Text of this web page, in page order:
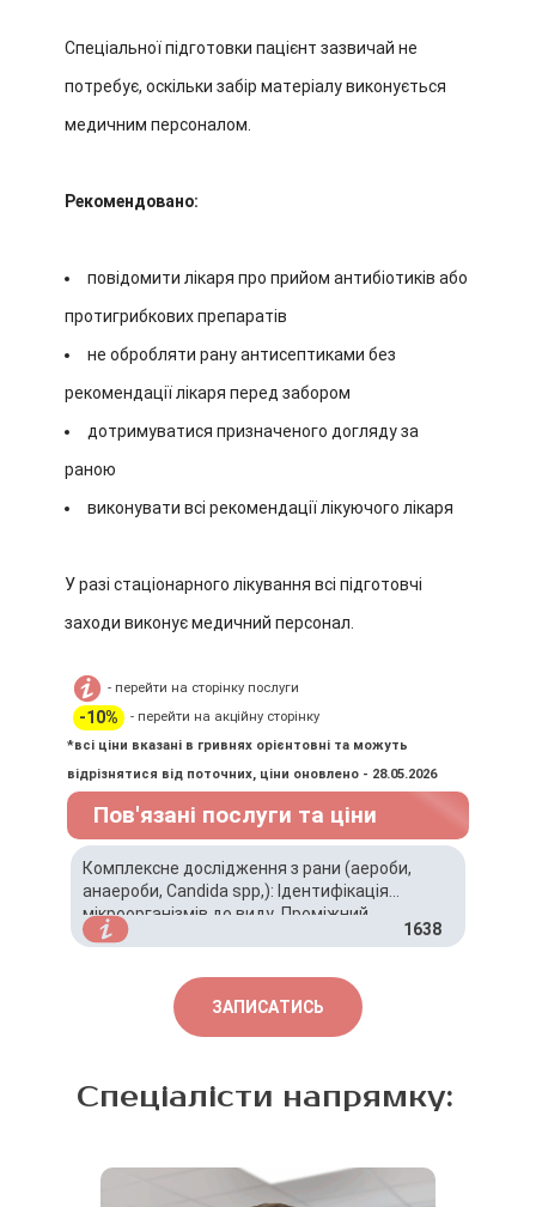
Спеціальної підготовки пацієнт зазвичай не
потребує, оскільки забір матеріалу виконується
медичним персоналом.
Рекомендовано:
повідомити лікаря про прийом антибіотиків або
протигрибкових препаратів
не обробляти рану антисептиками без
рекомендації лікаря перед забором
дотримуватися призначеного догляду за
раною
виконувати всі рекомендації лікуючого лікаря
У разі стаціонарного лікування всі підготовчі
заходи виконує медичний персонал.
- перейти на сторінку послуги
-10%
- перейти на акційну сторінку
*всі ціни вказані в гривнях орієнтовні та можуть
відрізнятися від поточних, ціни оновлено - 28.05.2026
Пов'язані послуги та ціни
Комплексне дослідження з рани (аероби,
анаероби, Candida spp,): Ідентифікація
мікроорганізмів до виду, Проміжний
результат, Антибіотикограма з МІК,
1638
ЗАПИСАТИСЬ
Спеціалісти напрямку: